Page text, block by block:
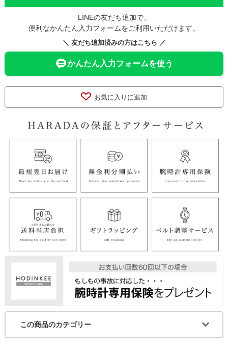
LINEの友だち追加で、
便利なかんたん入力フォームをご利用いただけます。
＼ 友だち追加済みの方はこちら ／
かんたん入力フォームを使う
お気に入りに追加
この商品のカテゴリー